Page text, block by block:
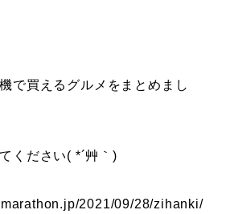
で買えるグルメをまとめまし
ください( *´艸｀)
2021/09/28/zihanki/